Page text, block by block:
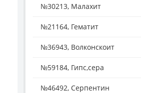
№30213, Малахит
№21164, Гематит
№36943, Волконскоит
№59184, Гипс,сера
№46492, Серпентин